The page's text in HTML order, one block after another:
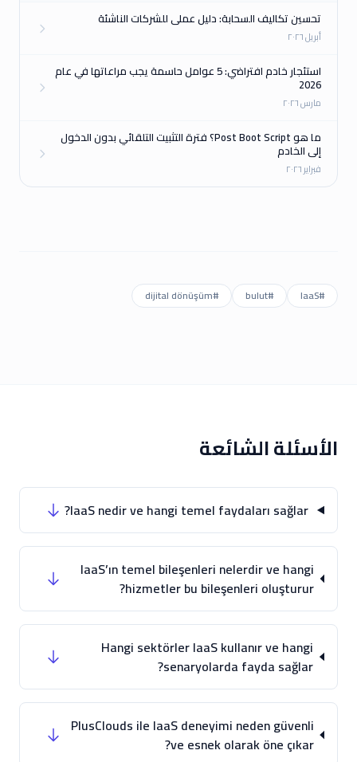
تحسين تكاليف السحابة: دليل عملي للشركات الناشئة
أبريل ٢٠٢٦
استئجار خادم افتراضي: 5 عوامل حاسمة يجب مراعاتها في عام
2026
مارس ٢٠٢٦
ما هو Post Boot Script؟ فترة التثبيت التلقائي بدون الدخول
إلى الخادم
فبراير ٢٠٢٦
#
IaaS
#
bulut
#
dijital dönüşüm
الأسئلة الشائعة
IaaS nedir ve hangi temel faydaları sağlar?
IaaS’ın temel bileşenleri nelerdir ve hangi
hizmetler bu bileşenleri oluşturur?
Hangi sektörler IaaS kullanır ve hangi
senaryolarda fayda sağlar?
PlusClouds ile IaaS deneyimi neden güvenli
ve esnek olarak öne çıkar?